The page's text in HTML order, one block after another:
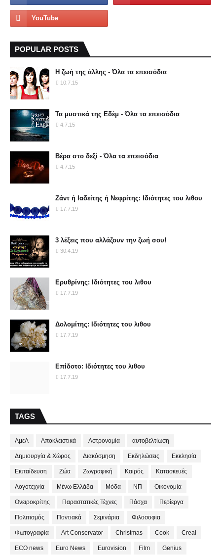
POPULAR POSTS
Η ζωή της άλλης - Όλα τα επεισόδια
10.7.15
Τα μυστικά της Εδέμ - Όλα τα επεισόδια
4.7.15
Βέρα στο δεξί - Όλα τα επεισόδια
4.7.15
Ζάντ ή Ιαδείτης ή Νεφρίτης: Ιδιότητες του λιθου
17.7.19
3 λέξεις που αλλάζουν την ζωή σου!
30.4.19
Ερυθρίνης: Ιδιότητες του λιθου
17.7.19
Δολομίτης: Ιδιότητες του λιθου
17.7.19
Επίδοτο: Ιδιότητες του λιθου
17.7.19
TAGS
ΑμεΑ Αποκλειστικά Αστρονομία αυτοβελτίωση
Δημιουργία & Χώρος Διακόσμηση Εκδηλώσεις Εκκλησία
Εκπαίδευση Ζώα Ζωγραφική Καιρός Κατασκευές
Λογοτεχνία Μένω Ελλάδα Μόδα ΝΠ Οικονομία
Ονειροκρίτης Παραστατικές Τέχνες Πάσχα Περίεργα
Πολιτισμός Ποντιακά Σεμινάρια Φιλοσοφια
Φωτογραφία Art Conservator Christmas Cook Creal
ECO news Euro News Eurovision Film Genius